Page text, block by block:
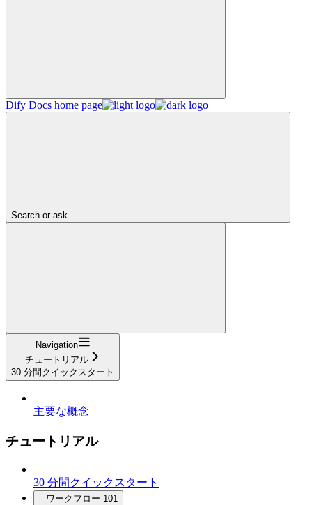
Dify Docs home page
Search or ask...
Navigation
チュートリアル
30 分間クイックスタート
主要な概念
チュートリアル
30 分間クイックスタート
ワークフロー 101